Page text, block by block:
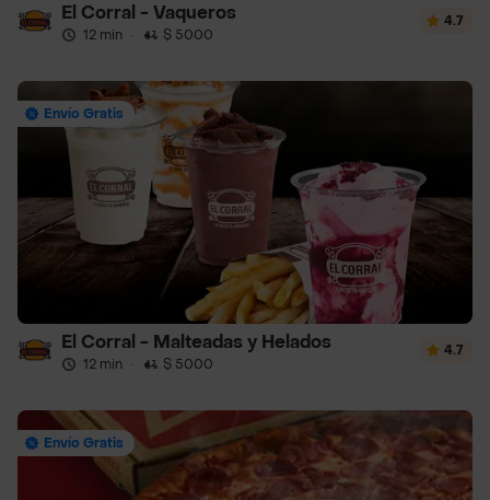
El Corral - Vaqueros
12 min · $ 5000
4.7
Envío Gratis
El Corral - Malteadas y Helados
12 min · $ 5000
4.7
Envío Gratis